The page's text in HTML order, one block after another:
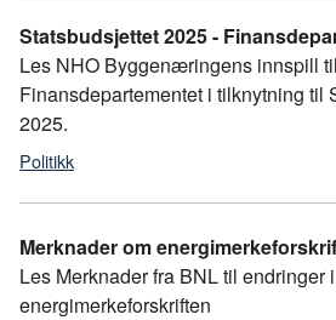
Statsbudsjettet 2025 -
Les NHO Byggenæringens innspill til
Finansdepartementet i tilknytning til
2025.
Politikk
Merknader om
Les Merknader fra BNL til endringer i
energimerkeforskriften